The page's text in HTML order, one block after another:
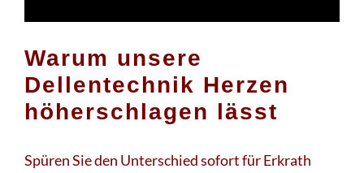
Warum unsere
Dellentechnik Herzen
höherschlagen lässt
Spüren Sie den Unterschied sofort für Erkrath